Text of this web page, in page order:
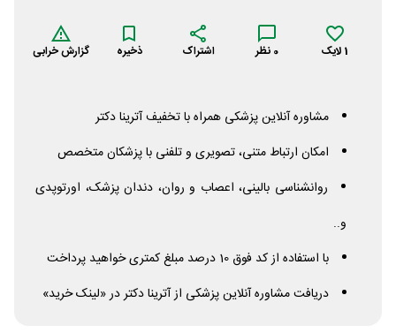
1لایک 0 نظر اشتراک ذخیره گزارش خرابی
مشاوره آنلاین پزشکی همراه با تخفیف آترینا دکتر
امکان ارتباط متنی، تصویری و تلفنی با پزشکان متخصص
روانشناسی بالینی، اعصاب و روان، دندان پزشک، اورتوپدی
و..
با استفاده از کد فوق 10 درصد مبلغ کمتری خواهید پرداخت
دریافت مشاوره آنلاین پزشکی از آترینا دکتر در «لینک خرید»